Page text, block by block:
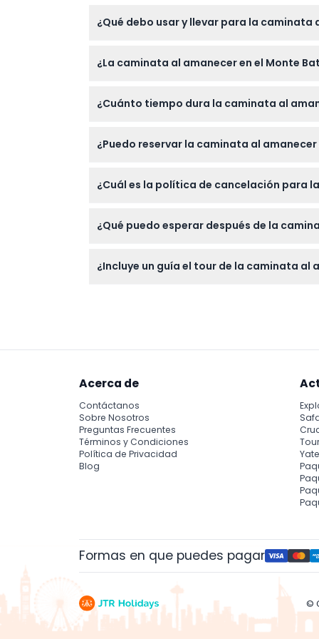
¿Qué debo usar y llevar para la caminata
y lleve suficiente agua para mantenerse
¿La caminata al amanecer en el Monte
cardíacos, de espalda o para caminar.
¿Cuánto tiempo dura la caminata al
¿Puedo reservar la caminata al
¿Cuál es la política de cancelación para
¿Qué puedo esperar después de la
¿Incluye un guía el tour de la caminata al
Acerca de
Contáctanos
Sobre Nosotros
Preguntas Frecuentes
Términos y Condiciones
Política de Privacidad
Blog
Formas en que puedes pagar
©